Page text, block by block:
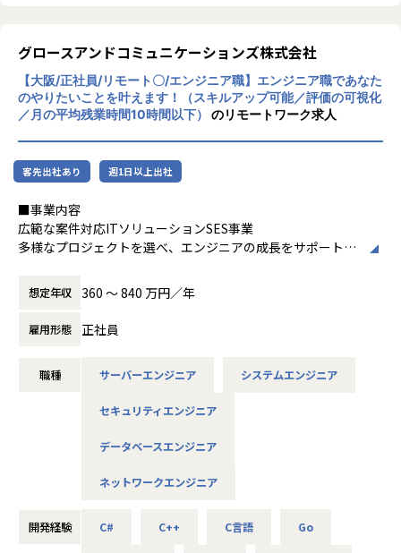
勤務手当を支給しています。また、制度としてもコロナ禍で
暫定措置とされていた在宅勤務規定が改定され、コロナ後で
も週５日在宅勤務ができる制度に改定されました。組織によ
り出社頻度は異なりますが今後もより柔軟に働ける環境をご
用意しています。
【ワークライフバランス】
平均残業時間約17～19時間でメリハリのある働き方ができま
の有給休暇取得日数は平均14日です。また、当社ではマンス
リーフレックス制度を導入しており、ご自身の都合に合わせ
て中抜けをしながら業務をしていただくこともできます。
******************************************************
【動画のご紹介】
でご紹介しております。ぜひご覧ください。
■事業・組織紹介編
https://note-it.persol-xtech.co.jp/n/n3dc25404fa46
事業部長やゼネラルマネジャー、マネジャーたちが自組織の
私たち組織のカルチャーや、「はたらいて、笑おう。」を実
・契約単価を見える化し、その契約単価を基に昇給・賞与を
算出
もちろん、契約単価が全てではなく、社内での活躍、現場か
らの評価、資格取得など数字以外の評価も取り入れていま
私たちが、エンジニアの希望を尊重する理由は、”やりたい
ことが出来る環境”が成長に繋がると考えているからです。
エンジニアとして成長意欲の高いあなたをお待ちしておりま
す。
社員が多くいます。
趣味が広がります。
や、slackを利用してプライベートの話で盛り上がる等、自
今期より部署をSES事業部、ITソリューション部と2軸化した
グロースアンドコミュニケーションズ株式会社
【大阪/正社員/リモート〇/エンジニア職】エンジニア職であなた
のやりたいことを叶えます！（スキルアップ可能／評価の可視化
／月の平均残業時間10時間以下）
のリモートワーク求人
客先出社あり 週1日以上出社
■事業内容
広範な案件対応ITソリューションSES事業
多様なプロジェクトを選べ、エンジニアの成長をサポートす
し、成長の機会を豊富に提供しています。
■仕事内容
オープン系Webシステムの開発、IoTやAI関連、データ分
案件は特定の業種に偏っていないため、官公庁・医療・製
によっては在宅勤務も可能です。（現在在宅勤務率70％超）
【具体的な仕事内容】
・オープン系Webシステム開発
想定年収 360 〜 840 万円／年
雇用形態 正社員
職種 サーバーエンジニア システムエンジニア
セキュリティエンジニア
データベースエンジニア
ネットワークエンジニア
開発経験 C# C++ C言語 Go